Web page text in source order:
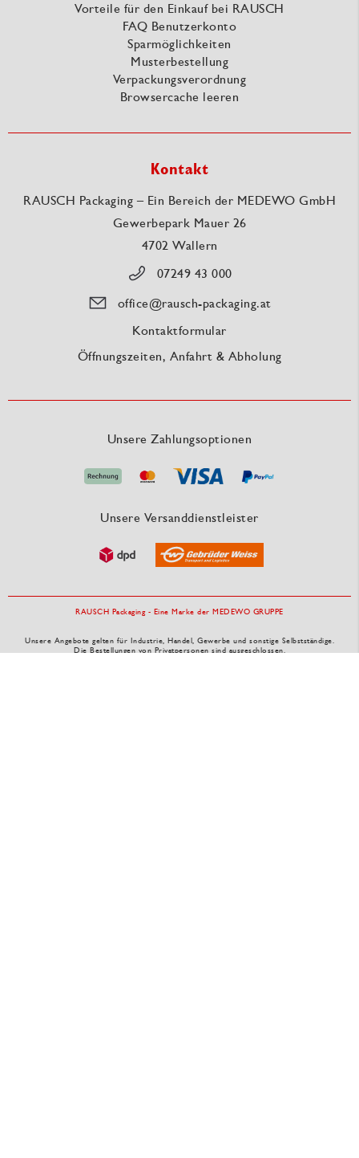
Vorteile für den Einkauf bei RAUSCH
FAQ Benutzerkonto
Sparmöglichkeiten
Musterbestellung
Verpackungsverordnung
Browsercache leeren
Kontakt
RAUSCH Packaging – Ein Bereich der MEDEWO GmbH
Gewerbepark Mauer 26
4702 Wallern
07249 43 000
office@rausch-packaging.at
Kontaktformular
Öffnungszeiten, Anfahrt & Abholung
Unsere Zahlungsoptionen
Unsere Versanddienstleister
RAUSCH Packaging - Eine Marke der MEDEWO GRUPPE
Unsere Angebote gelten für Industrie, Handel, Gewerbe und sonstige Selbstständige.
Die Bestellungen von Privatpersonen sind ausgeschlossen.